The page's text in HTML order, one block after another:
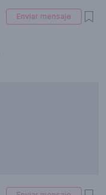
Enviar mensaje